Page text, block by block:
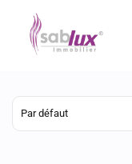
Par défaut